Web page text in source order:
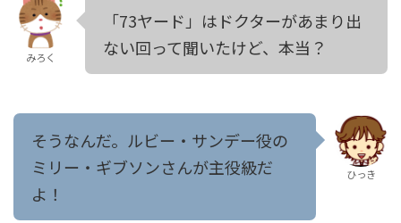
みろく
「73ヤード」はドクターがあまり出
ない回って聞いたけど、本当？
そうなんだ。ルビー・サンデー役の
ミリー・ギブソンさんが主役級だ
よ！
ひっき